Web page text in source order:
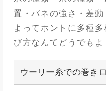
置・バネの強さ・差
よってホントに多種
び方なんてどうでも
ウーリー糸での巻き